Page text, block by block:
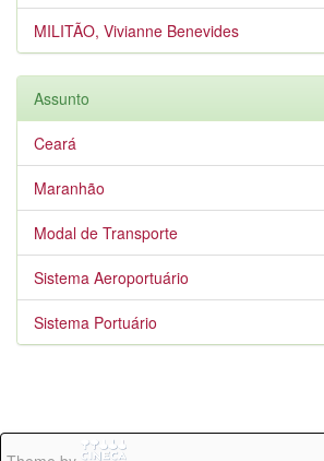
MILITÃO, Vivianne Benevides
Assunto
Ceará
Maranhão
Modal de Transporte
Sistema Aeroportuário
Sistema Portuário